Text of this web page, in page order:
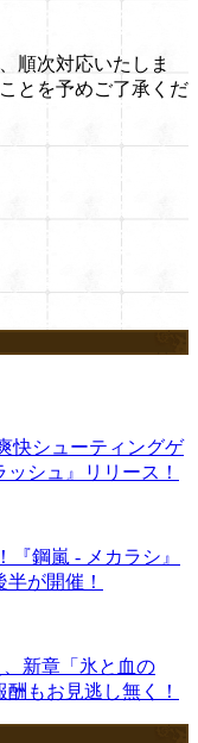
順次対応いたしま
とを予めご了承くだ
快シューティングゲ
シュ』リリース！
鋼嵐 - メカラシ』
が開催！
新章「氷と血の
もお見逃し無く！